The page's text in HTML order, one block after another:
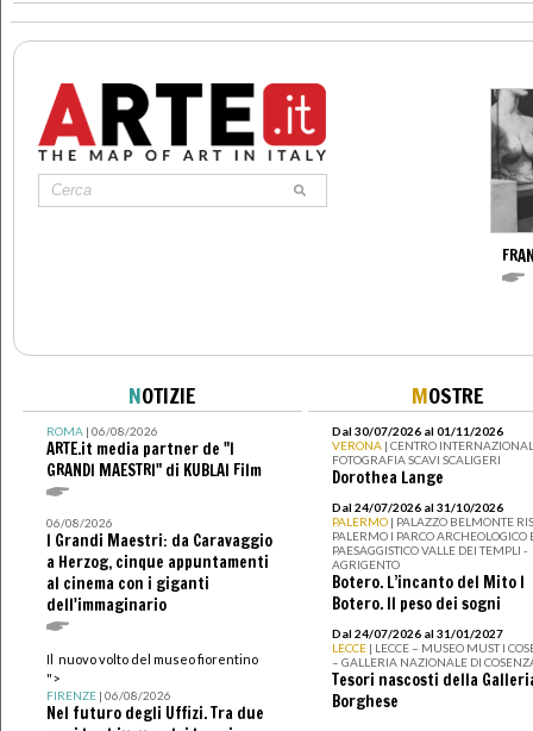
NOTIZIE
ROMA| 06/08/2026
ARTE.it media partner de "I
GRANDI MAESTRI" di KUBLAI Film
06/08/2026
I Grandi Maestri: da Caravaggio
a Herzog, cinque appuntamenti
al cinema con i giganti
dell'immaginario
Il nuovo volto del museo fiorentino
">
FIRENZE| 06/08/2026
Nel futuro degli Uffizi. Tra due
MOSTRE
Dal 30/07/2026 al 01/11/2026
VERONA | CENTRO
FOTOGRAFIA SCAVI SCALIGERI
Dorothea Lange
Dal 24/07/2026 al 31/10/2026
PALERMO | PALAZZO BELMONTE
PALERMO I PARCO ARCHEOLOGICO
PAESAGGISTICO VALLE DEI TEMPLI -
AGRIGENTO
Botero. L’incanto del Mito I
Botero. Il peso dei sogni
Dal 24/07/2026 al 31/01/2027
LECCE | LECCE – MUSEO MUST I
– GALLERIA NAZIONALE DI
Tesori nascosti della
Borghese